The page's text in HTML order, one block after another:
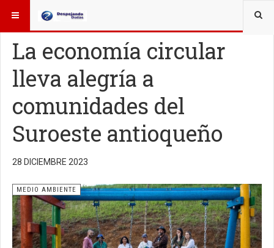
ESTÁ AQUÍ: OTROS TEMAS
La economía circular
lleva alegría a
comunidades del
Suroeste antioqueño
28 DICIEMBRE 2023
MEDIO AMBIENTE